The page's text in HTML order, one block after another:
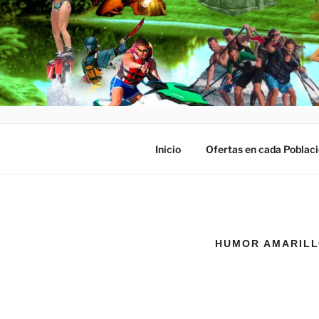
QUÈ FEM?
Organización de Fiestas,
Inicio Ofertas en cada
HUMOR